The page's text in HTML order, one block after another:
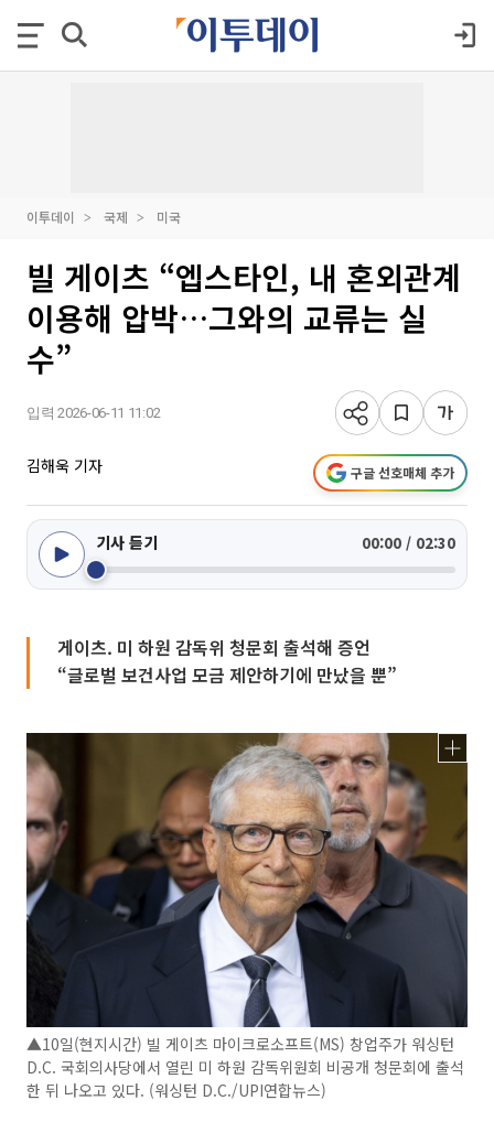
이투데이 국제 미국
빌 게이츠 “엡스타인, 내 혼외관계
이용해 압박…그와의 교류는 실
수”
입력 2026-06-11 11:02
김해욱 기자 구글 선호매체 추가
기사 듣기 00:00 / 02:30
게이츠. 미 하원 감독위 청문회 출석해 증언
“글로벌 보건사업 모금 제안하기에 만났을 뿐”
▲10일(현지시간) 빌 게이츠 마이크로소프트(MS) 창업주가 워싱턴
D.C. 국회의사당에서 열린 미 하원 감독위원회 비공개 청문회에 출석
한 뒤 나오고 있다. (워싱턴 D.C./UPI연합뉴스)